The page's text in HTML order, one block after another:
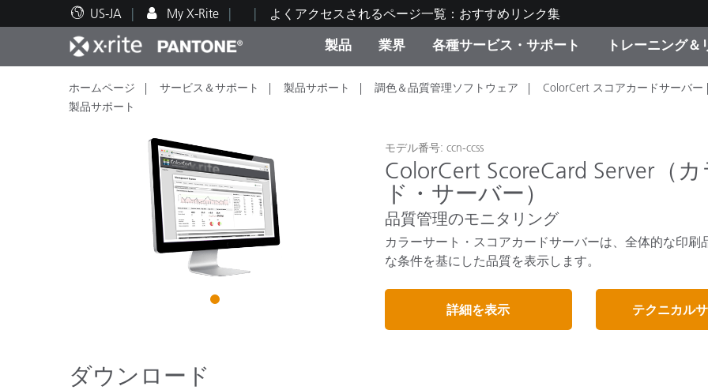
US-JA My X-Rite
よくアクセスされるページ一覧：おすすめリンク集
製品
人気製品ランキング カテゴリ別
生産終了製品：アップ
機材貸出サービス（無
業界
印刷＆パッケージ印刷 塗料・塗装
テキスタイル
化粧品メーカー
ディスプレイメーカー
ライフサイエンス
各種サービス・サポート
テクニカルサポート 修理の流れ・サービス一覧 弊社へのお問い合わせ
トレーニング＆
教育関連資料 トレーニング
ブランド体験センター
X-Riteラーニングセンタ
その他のリソース
ホームページ サービス＆サポート 製品サポート 調色＆品質管理ソフトウェア
ColorCert スコアカードサーバー |
製品サポート
1
モデル番号: ccn-ccss
ColorCert ScoreCard Server（
ド・サーバー）
品質管理のモニタリング
カラーサート・スコアカードサーバーは、全体的な印
な条件を基にした品質を表示します。
詳細を表示 テクニカル
ダウンロード